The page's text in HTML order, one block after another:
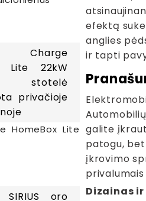
HomeBox Lite
efektą
anglies
ir tapti
galite
patogu,
įkrovimo
Dizainas